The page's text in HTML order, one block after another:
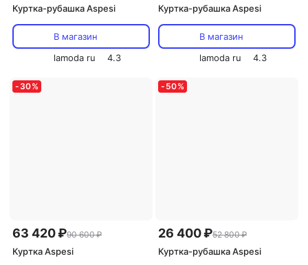
Куртка-рубашка Aspesi
В магазин
lamoda ru
4.3
Куртка-рубашка Aspesi
В магазин
lamoda ru
4.3
- 30%
63 420 ₽90 600 ₽
Куртка Aspesi
- 50%
26 400 ₽52 800 ₽
Куртка-рубашка Aspesi